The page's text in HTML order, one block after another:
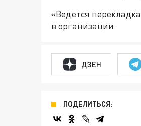
«Ведется
в организации.
ДЗЕН
ПОДЕЛИТЬСЯ: